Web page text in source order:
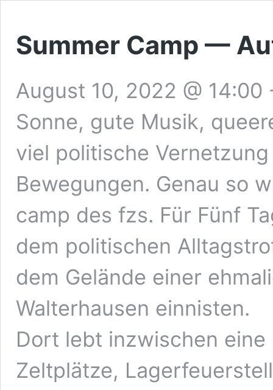
Summer Camp —
August 10, 2022 @ 14:00
Sonne, gute Musik,
viel politische
Bewegungen. Genau so
camp des fzs. Für Fünf
dem politischen
dem Gelände einer
Walterhausen einnisten.
Dort lebt inzwischen
Zeltplätze,